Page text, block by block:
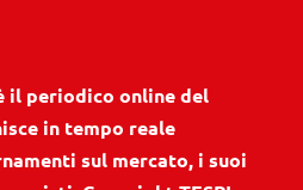
periodico online del
in tempo reale
sul mercato, i suoi